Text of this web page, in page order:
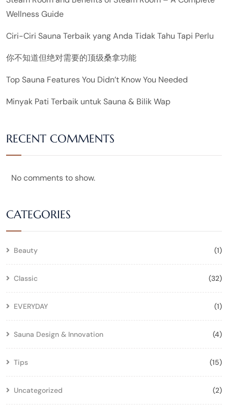
Wellness Guide
Ciri-Ciri Sauna Terbaik yang Anda Tidak Tahu Tapi Perlu
你不知道但绝对需要的顶级桑拿功能
Top Sauna Features You Didn’t Know You Needed
Minyak Pati Terbaik untuk Sauna & Bilik Wap
RECENT COMMENTS
No comments to show.
CATEGORIES
Beauty (1)
Classic (32)
EVERYDAY (1)
Sauna Design & Innovation (4)
Tips (15)
Uncategorized (2)